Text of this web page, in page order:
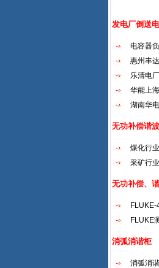
发电厂倒送
电容器
惠州丰
乐清电
华能上
湖南华
无功补偿谐
煤化行
采矿行业
无功补偿、
FLUKE-
FLUKE
消弧消谐柜
消弧消